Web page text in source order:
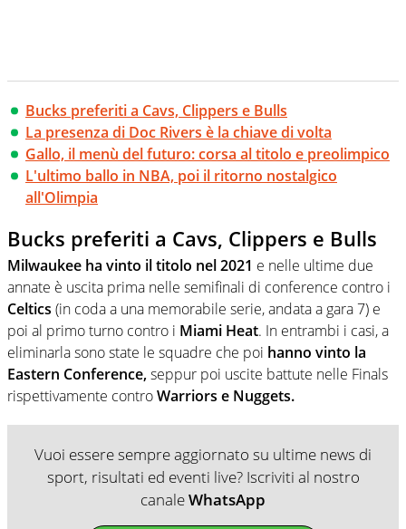
Bucks preferiti a Cavs, Clippers e Bulls
La presenza di Doc Rivers è la chiave di volta
Gallo, il menù del futuro: corsa al titolo e preolimpico
L'ultimo ballo in NBA, poi il ritorno nostalgico
all'Olimpia
Bucks preferiti a Cavs, Clippers e Bulls
Milwaukee ha vinto il titolo nel 2021 e nelle ultime due
annate è uscita prima nelle semifinali di conference contro i
Celtics (in coda a una memorabile serie, andata a gara 7) e
poi al primo turno contro i Miami Heat. In entrambi i casi, a
eliminarla sono state le squadre che poi hanno vinto la
Eastern Conference,seppur poi uscite battute nelle Finals
rispettivamente controWarriors e Nuggets.
Vuoi essere sempre aggiornato su ultime news di
sport, risultati ed eventi live? Iscriviti al nostro
canaleWhatsApp